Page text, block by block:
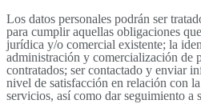
Fuerza Aérea
View All Result
Los datos personales podrán ser
para cumplir aquellas obligaciones
jurídica y/o comercial existente; la
administración y comercialización de
contratados; ser contactado y enviar
nivel de satisfacción en relación con
servicios, así como dar seguimiento a